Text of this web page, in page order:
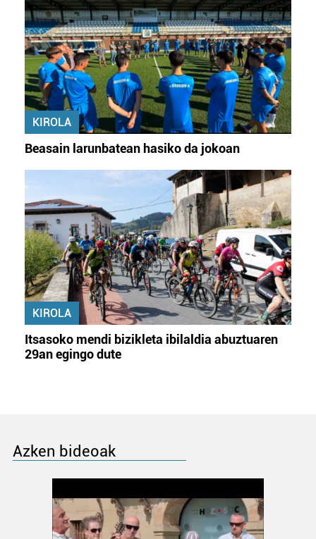
KIROLA
Beasain larunbatean hasiko da jokoan
KIROLA
Itsasoko mendi bizikleta ibilaldia abuztuaren
29an egingo dute
Azken bideoak